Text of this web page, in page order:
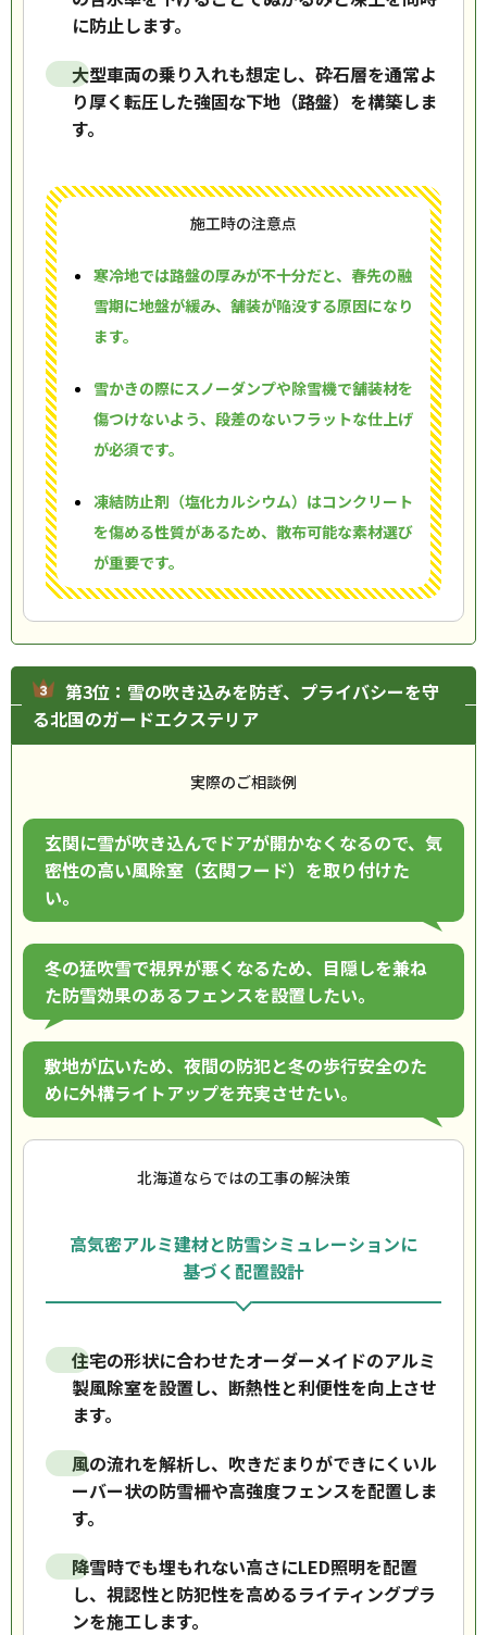
に防止します。
大型車両の乗り入れも想定し、砕石層を通常よ
り厚く転圧した強固な下地（路盤）を構築しま
す。
施工時の注意点
寒冷地では路盤の厚みが不十分だと、春先の融
雪期に地盤が緩み、舗装が陥没する原因になり
ます。
雪かきの際にスノーダンプや除雪機で舗装材を
傷つけないよう、段差のないフラットな仕上げ
が必須です。
凍結防止剤（塩化カルシウム）はコンクリート
を傷める性質があるため、散布可能な素材選び
が重要です。
第3位：雪の吹き込みを防ぎ、プライバシーを守
る北国のガードエクステリア
実際のご相談例
玄関に雪が吹き込んでドアが開かなくなるので、気
密性の高い風除室（玄関フード）を取り付けた
い。
冬の猛吹雪で視界が悪くなるため、目隠しを兼ね
た防雪効果のあるフェンスを設置したい。
敷地が広いため、夜間の防犯と冬の歩行安全のた
めに外構ライトアップを充実させたい。
北海道ならではの工事の解決策
高気密アルミ建材と防雪シミュレーションに
基づく配置設計
住宅の形状に合わせたオーダーメイドのアルミ
製風除室を設置し、断熱性と利便性を向上させ
ます。
風の流れを解析し、吹きだまりができにくいル
ーバー状の防雪柵や高強度フェンスを配置しま
す。
降雪時でも埋もれない高さにLED照明を配置
し、視認性と防犯性を高めるライティングプラ
ンを施工します。